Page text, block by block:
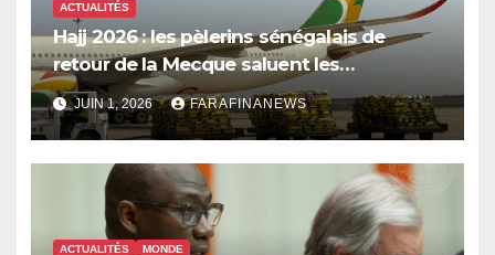
ACTUALITÉS
Hajj 2026 : les pèlerins sénégalais de
retour de la Mecque saluent les
innovations d’Air Sénégal SA
JUIN 1, 2026 FARAFINANEWS
ACTUALITÉS MONDE